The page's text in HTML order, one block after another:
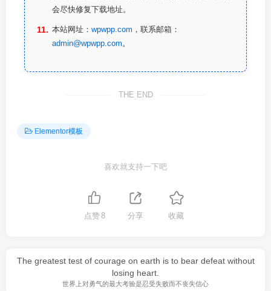
会尽快修复下载地址。
本站网址： wpwpp.com ，联系邮箱：
admin@wpwpp.com 。
THE END
Elementor模板
喜欢就支持一下吧
点赞8 分享 收藏
The greatest test of courage on earth is to bear defeat without
losing heart.
世界上对勇气的最大考验是忍受失败而不丧失信心